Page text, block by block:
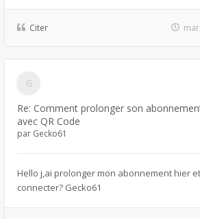
Citer
Re: Comment prolonger son
avec QR Code
par Gecko61
Hello j,ai prolonger mon abonnement hier
connecter? Gecko61